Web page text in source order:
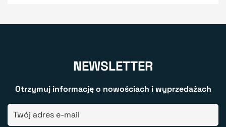
NEWSLETTER
Otrzymuj informację o nowościach i wyprzedażach